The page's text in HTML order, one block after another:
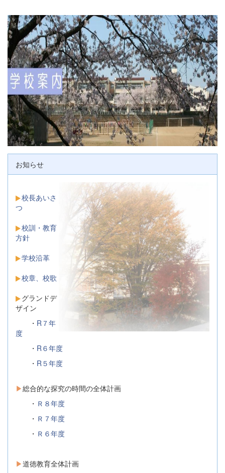
お知らせ
校長あいさ
つ
校訓・教育
方針
学校沿革
校章、校歌
グランドデ
ザイン
・ R７年
度
・ R６年度
・ R５年度
▶総合的な探究の時間の全体計画
・ Ｒ８年度
・ Ｒ７年度
・ Ｒ６年度
▶道徳教育全体計画